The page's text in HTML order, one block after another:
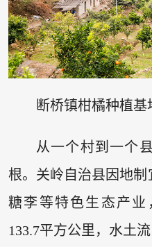
断桥镇柑橘种植基
从一个村到一个
根。关岭自治县因地
糖李等特色生态产
133.7平方公里，水土